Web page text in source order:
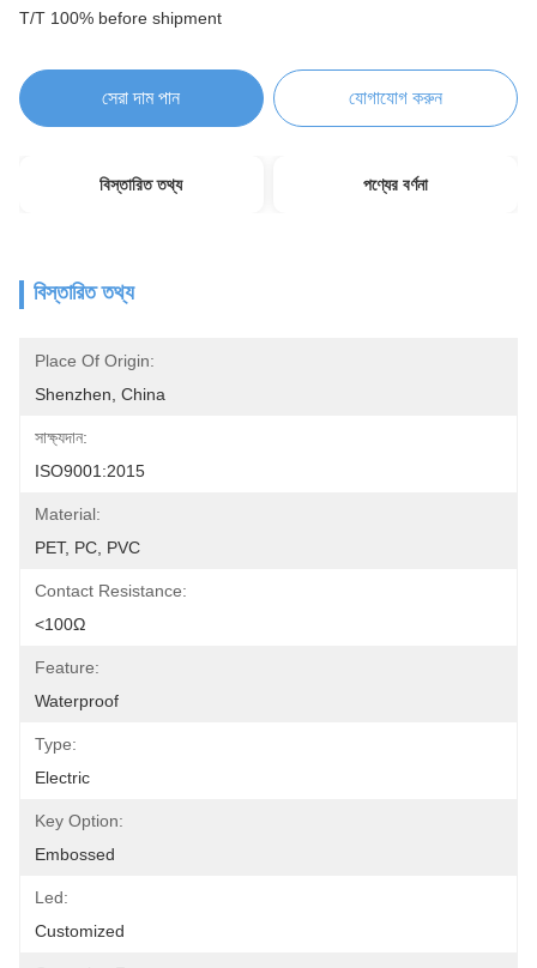
T/T 100% before shipment
সেরা দাম পান যোগাযোগ করুন
বিস্তারিত তথ্য পণ্যের বর্ণনা
বিস্তারিত তথ্য
Place Of Origin:
Shenzhen, China
সাক্ষ্যদান:
ISO9001:2015
Material:
PET, PC, PVC
Contact Resistance:
<100Ω
Feature:
Waterproof
Type:
Electric
Key Option:
Embossed
Led:
Customized